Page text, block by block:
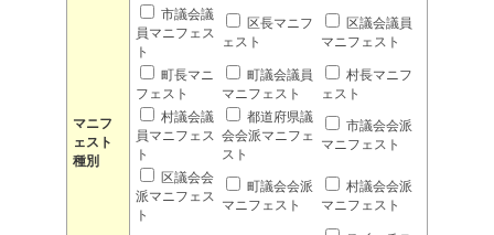
マニフ
ェスト
種別
市議会議
員マニフェス
ト
区長マニフ
ェスト
区議会議員
マニフェスト
町長マニ
フェスト
町議会議員
マニフェスト
村長マニフ
ェスト
村議会議
員マニフェス
ト
都道府県議
会会派マニフェ
スト
市議会会派
マニフェスト
区議会会
派マニフェス
ト
町議会会派
マニフェスト
村議会会派
マニフェスト